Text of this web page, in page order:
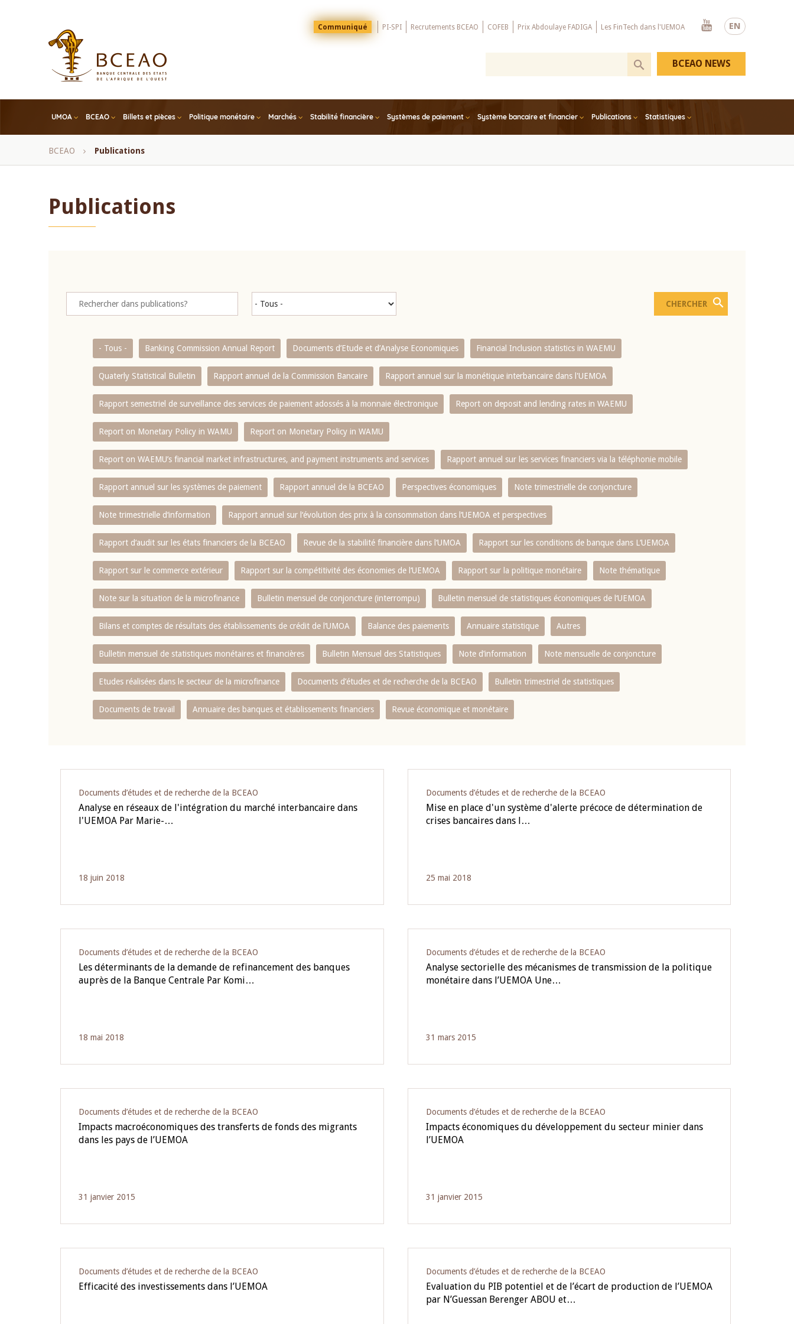
EN
Menu
Top
Communiqué PI-SPI Recrutements BCEAO COFEB Prix Abdoulaye FADIGA Les FinTech dans l'UEMOA
Youtube
UMOA BCEAO Billets et pièces Politique monétaire Marchés Stabilité financière Systèmes de paiement Système bancaire et financier Publications Statistiques
BCEAO NEWS
Fil
BCEAO Publications
Publications
- Tous - Banking Commission Annual Report Documents d’Etude et d’Analyse Economiques Financial Inclusion statistics in WAEMU
Quaterly Statistical Bulletin Rapport annuel de la Commission Bancaire Rapport annuel sur la monétique interbancaire dans l'UEMOA
Rapport semestriel de surveillance des services de paiement adossés à la monnaie électronique Report on deposit and lending rates in WAEMU
Report on Monetary Policy in WAMU Report on Monetary Policy in WAMU
Report on WAEMU’s financial market infrastructures, and payment instruments and services Rapport annuel sur les services financiers via la téléphonie mobile
Rapport annuel sur les systèmes de paiement Rapport annuel de la BCEAO Perspectives économiques Note trimestrielle de conjoncture
Note trimestrielle d‘information Rapport annuel sur l‘évolution des prix à la consommation dans l‘UEMOA et perspectives
Rapport d‘audit sur les états financiers de la BCEAO Revue de la stabilité financière dans l‘UMOA Rapport sur les conditions de banque dans L‘UEMOA
Rapport sur le commerce extérieur Rapport sur la compétitivité des économies de l‘UEMOA Rapport sur la politique monétaire Note thématique
Note sur la situation de la microfinance Bulletin mensuel de conjoncture (interrompu) Bulletin mensuel de statistiques économiques de l‘UEMOA
Bilans et comptes de résultats des établissements de crédit de l‘UMOA Balance des paiements Annuaire statistique Autres
Bulletin mensuel de statistiques monétaires et financières Bulletin Mensuel des Statistiques Note d’information Note mensuelle de conjoncture
Etudes réalisées dans le secteur de la microfinance Documents d’études et de recherche de la BCEAO Bulletin trimestriel de statistiques
Documents de travail Annuaire des banques et établissements financiers Revue économique et monétaire
Documents d’études et de recherche de la BCEAO
Analyse en réseaux de l'intégration du marché interbancaire dans
l'UEMOA Par Marie-…
18 juin 2018
Documents d’études et de recherche de la BCEAO
Mise en place d'un système d'alerte précoce de détermination de
crises bancaires dans l…
25 mai 2018
Documents d’études et de recherche de la BCEAO
Les déterminants de la demande de refinancement des banques
auprès de la Banque Centrale Par Komi…
18 mai 2018
Documents d’études et de recherche de la BCEAO
Analyse sectorielle des mécanismes de transmission de la politique
monétaire dans l’UEMOA Une…
31 mars 2015
Documents d’études et de recherche de la BCEAO
Impacts macroéconomiques des transferts de fonds des migrants
dans les pays de l’UEMOA
31 janvier 2015
Documents d’études et de recherche de la BCEAO
Impacts économiques du développement du secteur minier dans
l’UEMOA
31 janvier 2015
Documents d’études et de recherche de la BCEAO
Efficacité des investissements dans l’UEMOA
Documents d’études et de recherche de la BCEAO
Evaluation du PIB potentiel et de l’écart de production de l’UEMOA
par N’Guessan Berenger ABOU et…